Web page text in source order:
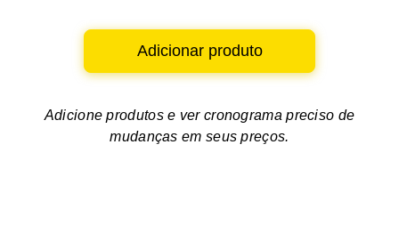
Adicionar produto
Adicione produtos e vercronograma preciso de
mudanças em seus preços.